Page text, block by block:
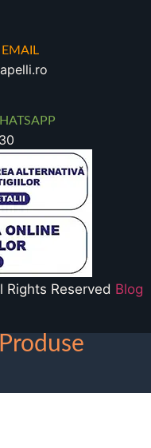
Reserved Blog
Produse